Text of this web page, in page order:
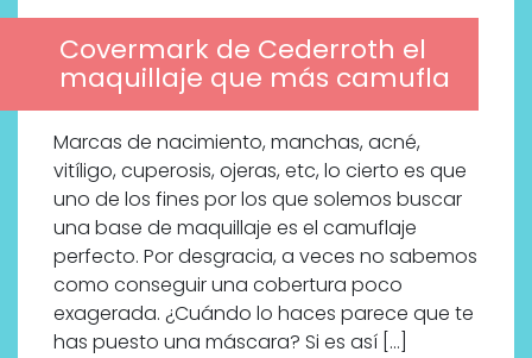
Covermark de Cederroth el
maquillaje que más camufla
Marcas de nacimiento, manchas, acné,
vitíligo, cuperosis, ojeras, etc, lo cierto es que
uno de los fines por los que solemos buscar
una base de maquillaje es el camuflaje
perfecto. Por desgracia, a veces no sabemos
como conseguir una cobertura poco
exagerada. ¿Cuándo lo haces parece que te
has puesto una máscara? Si es así […]